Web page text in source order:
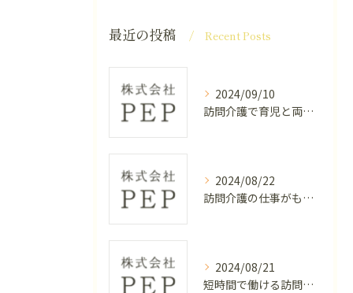
最近の投稿 Recent Posts
2024/09/10
訪問介護で育児と両立する方法
2024/08/22
訪問介護の仕事がもたらす幸せとは
2024/08/21
短時間で働ける訪問介護の楽しさ